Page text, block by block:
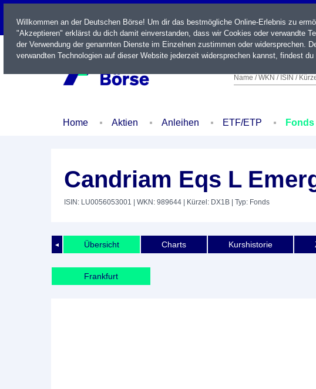
LIVE
Name / WKN / ISIN /
Home Aktien Anleihen ETF/ETP Fonds
Candriam Eqs L
ISIN: LU0056053001 | WKN: 989644 | Kürzel: DX1B | Typ: Fonds
◄ Übersicht Charts Kurshistorie
Frankfurt
Willkommen an der Deutschen Börse! Um dir das bestmögliche Online-Erlebnis zu
"Akzeptieren" erklärst du dich damit einverstanden, dass wir Cookies oder verwandte
der Verwendung der genannten Dienste im Einzelnen zustimmen oder widersprechen.
verwandten Technologien auf dieser Website jederzeit widersprechen kannst, findest du